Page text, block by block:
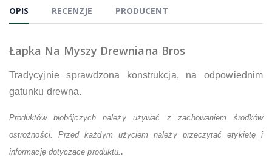
OPIS RECENZJE PRODUCENT
Łapka Na Myszy Drewniana Bros
Tradycyjnie sprawdzona konstrukcja, na odpowiednim
gatunku drewna.
Produktów biobójczych należy używać z zachowaniem środków
ostrożności. Przed każdym użyciem należy przeczytać etykietę i
informację dotyczące produktu. .